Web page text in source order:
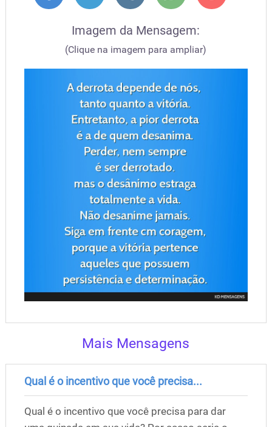
Imagem da Mensagem:
(Clique na imagem para ampliar)
Mais Mensagens
Qual é o incentivo que você precisa...
Qual é o incentivo que você precisa para dar